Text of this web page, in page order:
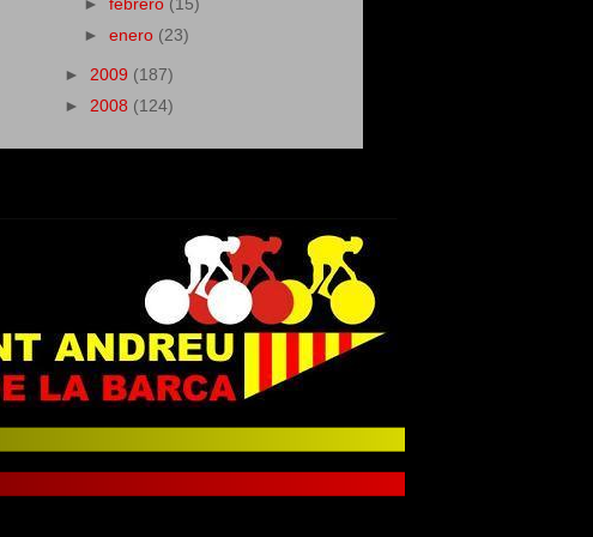
►febrero (15)
►enero (23)
► 2009 (187)
► 2008 (124)